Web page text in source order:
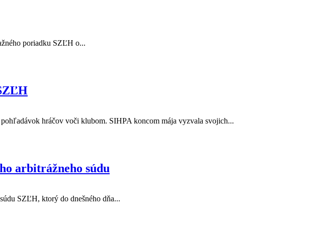
poriadku SZĽH o...
hráčov voči klubom. SIHPA koncom mája vyzvala svojich...
arbitrážneho súdu
SZĽH, ktorý do dnešného dňa...